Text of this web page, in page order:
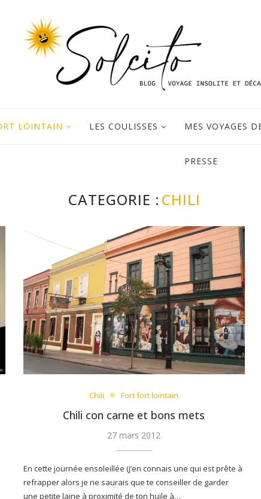
LOINTAIN LES COULISSES MES VOYAGES
PRESSE
CATEGORIE : CHILI
Chili Fort fort lointain
Chili con carne et bons mets
27 mars 2012
En cette journée ensoleillée (j’en connais une qui est prête à
refrapper alors je ne saurais que te conseiller de garder
une petite laine à proximité de ton huile à…